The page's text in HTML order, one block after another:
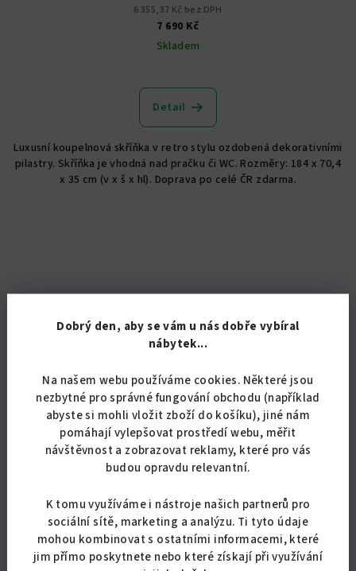
Dobrý den, aby se vám u nás dobře vybíral
nábytek...
Na našem webu používáme cookies. Některé jsou
nezbytné pro správné fungování obchodu (například
abyste si mohli vložit zboží do košíku), jiné nám
pomáhají vylepšovat prostředí webu, měřit
návštěvnost a zobrazovat reklamy, které pro vás
budou opravdu relevantní.
K tomu využíváme i nástroje našich partnerů pro
sociální sítě, marketing a analýzu. Ti tyto údaje
mohou kombinovat s ostatními informacemi, které
jim přímo poskytnete nebo které získají při využívání
6 355,37 Kč bez DPH
7 690 Kč
Skladem
Detail
Luxusní koupelnová skříňka v retro stylu ozdobená dekorativními
pilastry. Skříňka je vhodná nad pračku či WC. Rozměry: 184 x 70,4
x 35 cm (v x š x hl). Doprava po celé ČR zdarma.
Koupelnová skříňka Retro KR 19 závěsná
2 305,79 Kč bez DPH
2 790 Kč